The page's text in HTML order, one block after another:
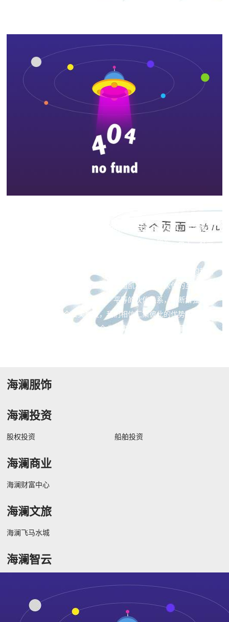
绿色发展是企业实现永续发展的前提，海澜人将绿色、可持续发
展深植于企业发展核心，关注并努力为客户、股东、员工、社会
员工、回馈社会、保护环境，为企业与员工、社会与自然的和谐
发展承担企业责任。同时重视与乐橙凯发的合作伙伴的互利共赢
及共同成长，建立公正、透明、平等的伙伴关系，不断增强和提
升客户信赖度与企业美誉度，我们相信汇集彼此的优势与力量才
能发展成为受人尊重的优秀企业，实现企业的永续经营与长足发
海澜服饰
海澜投资
股权投资 船舶投资
海澜商业
海澜财富中心
海澜文旅
海澜飞马水城
海澜智云